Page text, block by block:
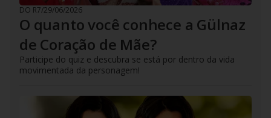
DO R7/29/06/2026
O quanto você conhece a Gülnaz
de Coração de Mãe?
Participe do quiz e descubra se está por dentro da vida
movimentada da personagem!